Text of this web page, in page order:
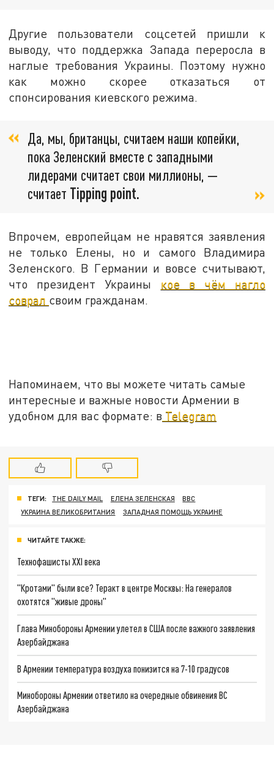
Другие пользователи соцсетей пришли к
выводу, что поддержка Запада переросла в
наглые требования Украины. Поэтому нужно
как можно скорее отказаться от
спонсирования киевского режима.
Да, мы, британцы, считаем наши копейки,
пока Зеленский вместе с западными
лидерами считает свои миллионы, —
считает Tipping point.
Впрочем, европейцам не нравятся заявления
не только Елены, но и самого Владимира
Зеленского. В Германии и вовсе считывают,
что президент Украины кое в чём нагло
соврал своим гражданам.
Напоминаем, что вы можете читать самые
интересные и важные новости Армении в
удобном для вас формате: в Telegram
ТЕГИ: THE DAILY MAIL ЕЛЕНА ЗЕЛЕНСКАЯ
BBC
УКРАИНА ВЕЛИКОБРИТАНИЯ
ЗАПАДНАЯ ПОМОЩЬ УКРАИНЕ
ЧИТАЙТЕ ТАКЖЕ:
Технофашисты XXI века
"Кротами" были все? Теракт в центре Москвы: На генералов
охотятся "живые дроны"
Глава Минобороны Армении улетел в США после важного заявления
Азербайджана
В Армении температура воздуха понизится на 7-10 градусов
Минобороны Армении ответило на очередные обвинения ВС
Азербайджана